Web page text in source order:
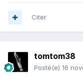
Citer
tomtom38
Posté(e) 16